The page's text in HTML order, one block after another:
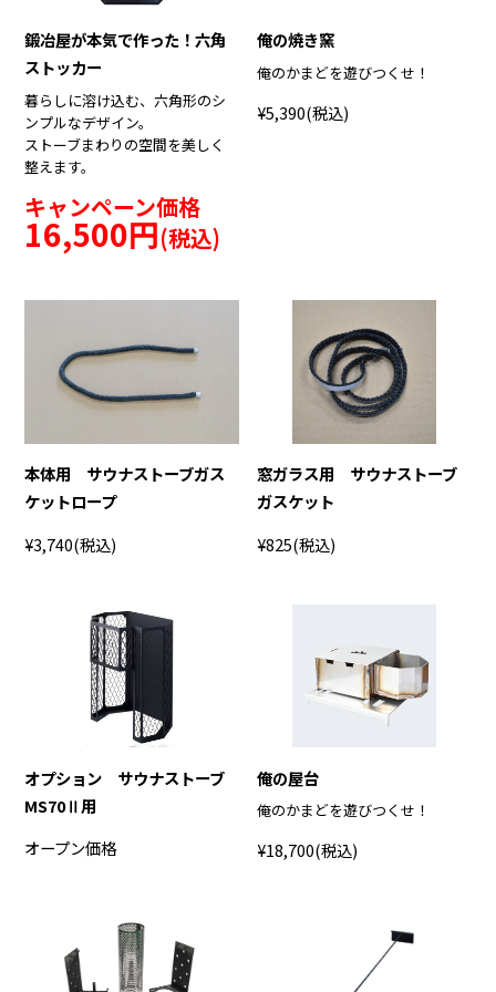
鍛冶屋が本気で作った！六角
ストッカー
暮らしに溶け込む、六角形のシ
ンプルなデザイン。
ストーブまわりの空間を美しく
整えます。
キャンペーン価格
16,500円(税込)
俺の焼き窯
俺のかまどを遊びつくせ！
¥5,390(税込)
本体用 サウナストーブガス
ケットロープ
¥3,740(税込)
窓ガラス用 サウナストーブ
ガスケット
¥825(税込)
オプション サウナストーブ
MS70Ⅱ用
オープン価格
俺の屋台
俺のかまどを遊びつくせ！
¥18,700(税込)